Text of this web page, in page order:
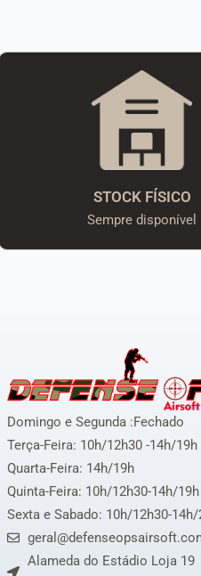
STOCK FÍSICO
Sempre disponível
Domingo e Segunda :Fechado
Terça-Feira: 10h/12h30 -14h/19h
Quarta-Feira: 14h/19h
Quinta-Feira: 10h/12h30-14h/19h
Sexta e Sabado: 10h/12h30-14h/
Alameda do Estádio Loja 19